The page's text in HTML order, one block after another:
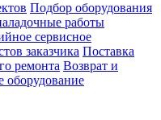
Подбор оборудования
работы
сервисное
заказчика Поставка
ремонта Возврат и
оборудование